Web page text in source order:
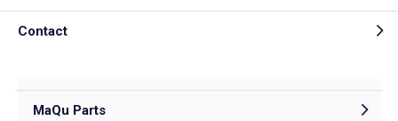
Contact
MaQu Parts